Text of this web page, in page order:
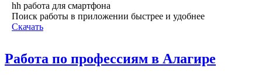
hh работа для смартфона
Поиск работы в приложении быстрее и удобнее
Скачать
Работа по профессиям в Алагире